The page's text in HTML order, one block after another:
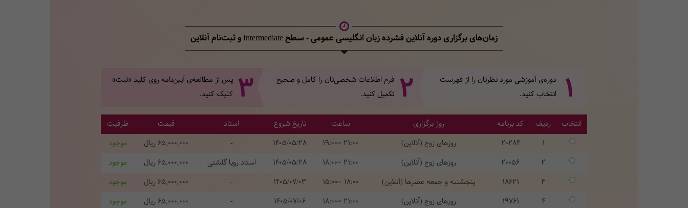
زمان‌های برگزاری دوره آنلاین فشرده زبان انگلیسی عمومی - سطح Intermediate و ثبت‌نام آنلاین
1
دوره‌ی آموزشی مورد نظرتان را از فهرست
انتخاب کنید.
2 فرم اطلاعات شخصی‌تان‌ را کامل و صحیح
تکمیل کنید.
3 پس از مطالعه‌ی آیین‌نامه روی کلید «ثبت»
کلیک کنید.
انتخاب ردیف کد برنامه روز برگزاری ساعت تاریخ شروع استاد قیمت
ظرفیت
1
20284 روزهای زوج (آنلاین) 19:00~ 21:00
1405/05/28
-
65,000,000 ریال
موجود
2
20056 روزهای زوج (آنلاین) 18:00~ 21:00
1405/05/28 استاد رویا گلشنی 65,000,000 ریال
موجود
3
18621 پنجشنبه‌ و جمعه‌ عصرها (آنلاین) 15:00~ 18:00
1405/07/03
-
65,000,000 ریال
موجود
4
19761 روزهای زوج (آنلاین) 18:00~ 21:00
1405/07/06
-
65,000,000 ریال
موجود